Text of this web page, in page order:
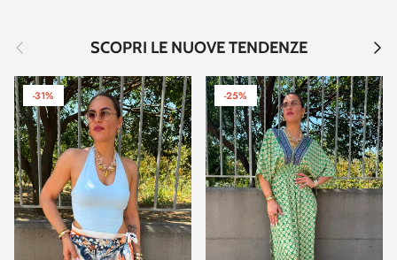
Indietro SCOPRI LE NUOVE TENDENZE
-31% -25%